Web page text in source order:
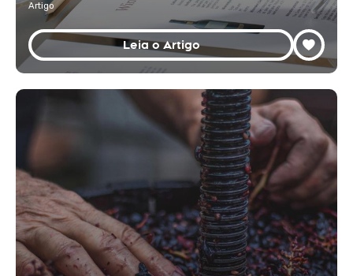
Artigo
Leia o Artigo